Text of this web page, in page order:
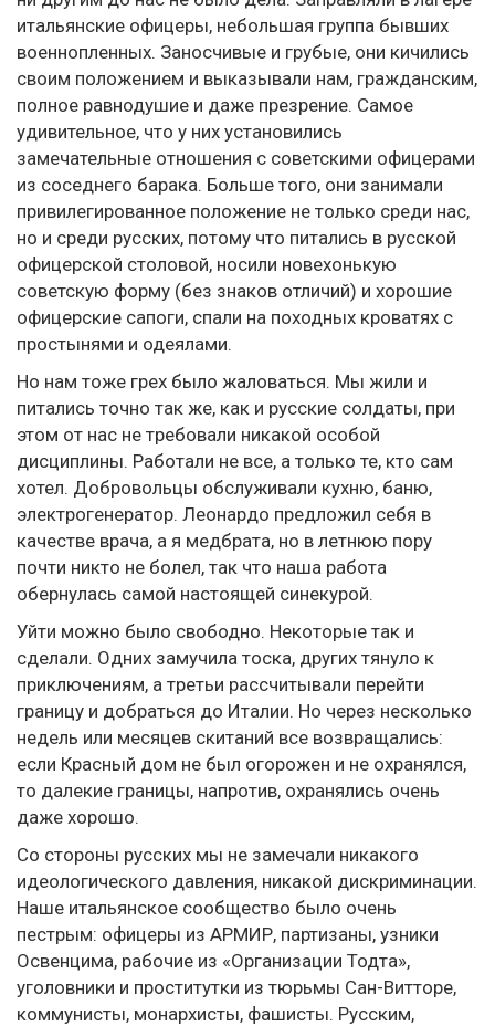
итальянские офицеры, небольшая группа бывших
военнопленных. Заносчивые и грубые, они кичились
своим положением и выказывали нам, гражданским,
полное равнодушие и даже презрение. Самое
удивительное, что у них установились
замечательные отношения с советскими офицерами
из соседнего барака. Больше того, они занимали
привилегированное положение не только среди нас,
но и среди русских, потому что питались в русской
офицерской столовой, носили новехонькую
советскую форму (без знаков отличий) и хорошие
офицерские сапоги, спали на походных кроватях с
простынями и одеялами.
Но нам тоже грех было жаловаться. Мы жили и
питались точно так же, как и русские солдаты, при
этом от нас не требовали никакой особой
дисциплины. Работали не все, а только те, кто сам
хотел. Добровольцы обслуживали кухню, баню,
электрогенератор. Леонардо предложил себя в
качестве врача, а я медбрата, но в летнюю пору
почти никто не болел, так что наша работа
обернулась самой настоящей синекурой.
Уйти можно было свободно. Некоторые так и
сделали. Одних замучила тоска, других тянуло к
приключениям, а третьи рассчитывали перейти
границу и добраться до Италии. Но через несколько
недель или месяцев скитаний все возвращались:
если Красный дом не был огорожен и не охранялся,
то далекие границы, напротив, охранялись очень
даже хорошо.
Со стороны русских мы не замечали никакого
идеологического давления, никакой дискриминации.
Наше итальянское сообщество было очень
пестрым: офицеры из АРМИР, партизаны, узники
Освенцима, рабочие из «Организации Тодта»,
уголовники и проститутки из тюрьмы Сан-Витторе,
коммунисты, монархисты, фашисты. Русским,